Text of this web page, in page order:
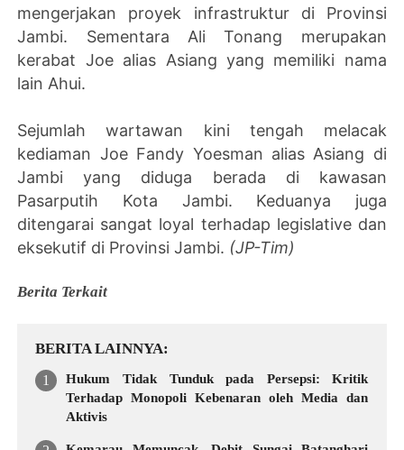
mengerjakan proyek infrastruktur di Provinsi
Jambi. Sementara Ali Tonang merupakan
kerabat Joe alias Asiang yang memiliki nama
lain Ahui.
Sejumlah wartawan kini tengah melacak
kediaman Joe Fandy Yoesman alias Asiang di
Jambi yang diduga berada di kawasan
Pasarputih Kota Jambi. Keduanya juga
ditengarai sangat loyal terhadap legislative dan
eksekutif di Provinsi Jambi. (JP-Tim)
Berita Terkait
BERITA LAINNYA
Hukum Tidak Tunduk pada Persepsi: Kritik
Terhadap Monopoli Kebenaran oleh Media dan
Aktivis